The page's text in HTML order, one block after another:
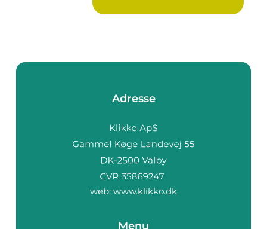
Adresse
web: www.klikko.dk
Menu